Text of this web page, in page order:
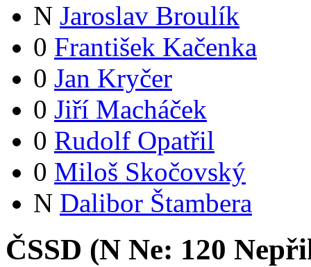
N Jaroslav Broulík
0 František Kačenka
0 Jan Kryčer
0 Jiří Macháček
0 Rudolf Opatřil
0 Miloš Skočovský
N Dalibor Štambera
ČSSD (N Ne: 120